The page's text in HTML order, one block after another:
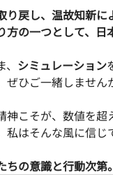
り戻し、温故知新に
方の一つとして、日
シミュレーション
ひご一緒しません
神こそが、数値を超
はそんな風に信じ
の意識と行動次第。